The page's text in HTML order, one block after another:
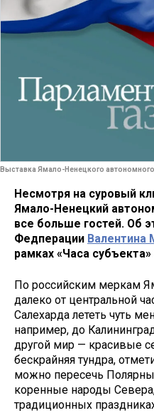
Выставка Ямало-Ненецкого автономного
Несмотря на суровый
Ямало-Ненецкий
все больше гостей. Об
Федперации Валентина
рамках «Часа
По российским меркам
далеко от центральной
Салехарда лететь чуть
например, до
другой мир — красивые
бескрайняя тундра,
можно пересечь
коренные народы
традиционных